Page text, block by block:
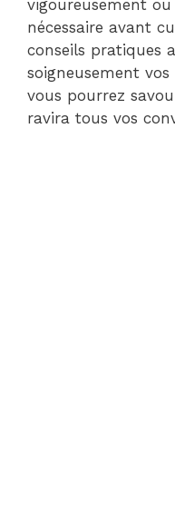
vigoureusement
nécessaire avant
conseils pratiques
soigneusement
vous pourrez
ravira tous vos